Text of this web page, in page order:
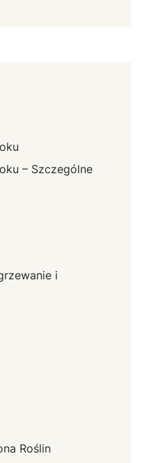
– Szczególne
i
Roślin